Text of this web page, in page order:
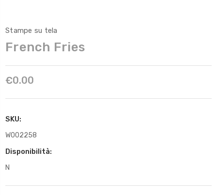
Stampe su tela
French Fries
€0.00
SKU:
W002258
Disponibilità:
N